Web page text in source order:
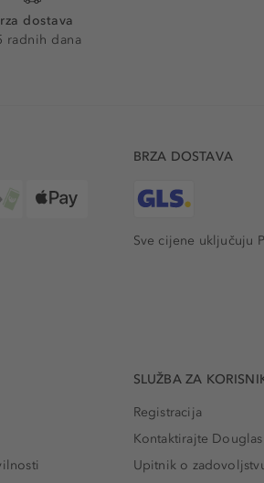
dostava
radnih dana
BRZA DOSTAVA
Sve cijene uključuju
SLUŽBA ZA
Registracija
Kontaktirajte
Upitnik o